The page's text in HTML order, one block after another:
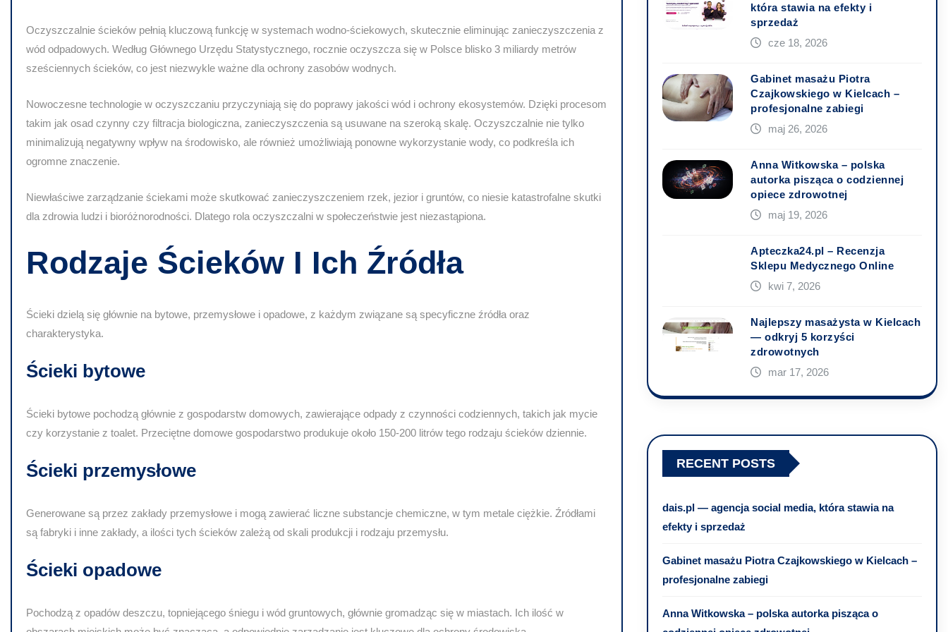
Oczyszczalnie ścieków pełnią kluczową funkcję w systemach wodno-ściekowych, skutecznie eliminując zanieczyszczenia z
wód odpadowych. Według Głównego Urzędu Statystycznego, rocznie oczyszcza się w Polsce blisko 3 miliardy metrów
sześciennych ścieków, co jest niezwykle ważne dla ochrony zasobów wodnych.
Nowoczesne technologie w oczyszczaniu przyczyniają się do poprawy jakości wód i ochrony ekosystemów. Dzięki procesom
takim jak osad czynny czy filtracja biologiczna, zanieczyszczenia są usuwane na szeroką skalę. Oczyszczalnie nie tylko
minimalizują negatywny wpływ na środowisko, ale również umożliwiają ponowne wykorzystanie wody, co podkreśla ich
ogromne znaczenie.
Niewłaściwe zarządzanie ściekami może skutkować zanieczyszczeniem rzek, jezior i gruntów, co niesie katastrofalne skutki
dla zdrowia ludzi i bioróżnorodności. Dlatego rola oczyszczalni w społeczeństwie jest niezastąpiona.
Rodzaje Ścieków I Ich Źródła
Ścieki dzielą się głównie na bytowe, przemysłowe i opadowe, z każdym związane są specyficzne źródła oraz
charakterystyka.
Ścieki bytowe
Ścieki bytowe pochodzą głównie z gospodarstw domowych, zawierające odpady z czynności codziennych, takich jak mycie
czy korzystanie z toalet. Przeciętne domowe gospodarstwo produkuje około 150-200 litrów tego rodzaju ścieków dziennie.
Ścieki przemysłowe
Generowane są przez zakłady przemysłowe i mogą zawierać liczne substancje chemiczne, w tym metale ciężkie. Źródłami
są fabryki i inne zakłady, a ilości tych ścieków zależą od skali produkcji i rodzaju przemysłu.
Ścieki opadowe
Pochodzą z opadów deszczu, topniejącego śniegu i wód gruntowych, głównie gromadząc się w miastach. Ich ilość w
która stawia na efekty i
sprzedaż
cze 18, 2026
Gabinet masażu Piotra
Czajkowskiego w Kielcach –
profesjonalne zabiegi
maj 26, 2026
Anna Witkowska – polska
autorka pisząca o codziennej
opiece zdrowotnej
maj 19, 2026
Apteczka24.pl – Recenzja
Sklepu Medycznego Online
kwi 7, 2026
Najlepszy masażysta w Kielcach
— odkryj 5 korzyści
zdrowotnych
mar 17, 2026
RECENT POSTS
dais.pl — agencja social media, która stawia na
efekty i sprzedaż
Gabinet masażu Piotra Czajkowskiego w Kielcach –
profesjonalne zabiegi
Anna Witkowska – polska autorka pisząca o